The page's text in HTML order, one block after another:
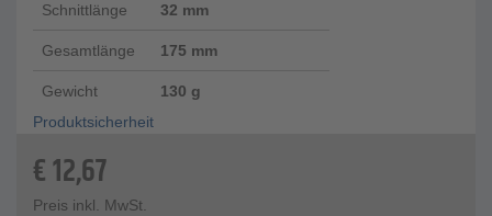
Schnittlänge 32 mm
Gesamtlänge 175 mm
Gewicht
130 g
Produktsicherheit
€12,67
Preis inkl. MwSt.